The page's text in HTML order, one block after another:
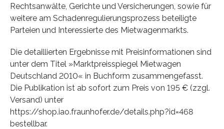
Rechtsanwälte, Gerichte und Versicherungen, sowie für
weitere am Schadenregulierungsprozess beteiligte
Parteien und Interessierte des Mietwagenmarkts.
Die detaillierten Ergebnisse mit Preisinformationen sind
unter dem Titel »Marktpreisspiegel Mietwagen
Deutschland 2010« in Buchform zusammengefasst.
Die Publikation ist ab sofort zum Preis von 195 € (zzgl.
Versand) unter
https://shop.iao.fraunhofer.de/details.php?id=468
bestellbar.